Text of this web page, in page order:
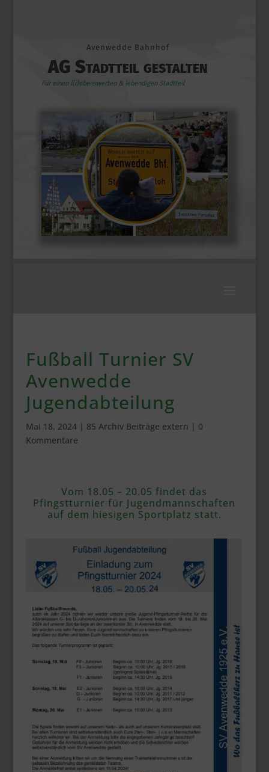
Avenwedde Bahnhof
AG Stadtteil gestalten
Für einen l(i)ebenswerten & lebendigen Stadtteil
Fußball Turnier SV
Avenwedde
Jugendabteilung
Mai 18, 2024| 85 Archiv Beiträge extern | 0
Kommentare
Vom 18.05 – 20.05 findet das
Pfingstturnier für Jugendmannschaften
auf dem hiesigen Sportplatz statt.